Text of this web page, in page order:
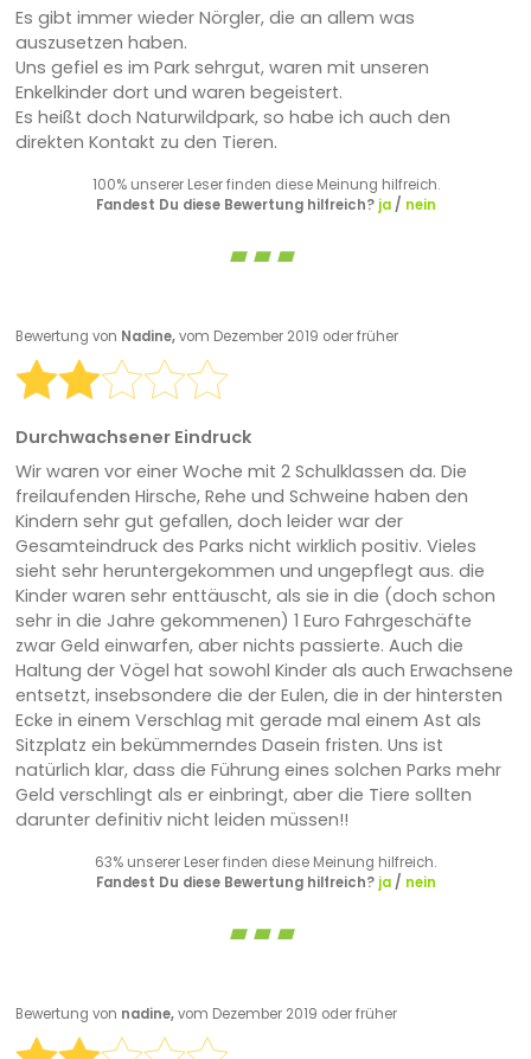
Es gibt immer wieder Nörgler, die an allem was
auszusetzen haben.
Uns gefiel es im Park sehrgut, waren mit unseren
Enkelkinder dort und waren begeistert.
Es heißt doch Naturwildpark, so habe ich auch den
direkten Kontakt zu den Tieren.
100% unserer Leser finden diese Meinung hilfreich.
Fandest Du diese Bewertung hilfreich? ja/ nein
Bewertung von Nadine,vom Dezember 2019 oder früher
Durchwachsener Eindruck
Wir waren vor einer Woche mit 2 Schulklassen da. Die
freilaufenden Hirsche, Rehe und Schweine haben den
Kindern sehr gut gefallen, doch leider war der
Gesamteindruck des Parks nicht wirklich positiv. Vieles
sieht sehr heruntergekommen und ungepflegt aus. die
Kinder waren sehr enttäuscht, als sie in die (doch schon
sehr in die Jahre gekommenen) 1 Euro Fahrgeschäfte
zwar Geld einwarfen, aber nichts passierte. Auch die
Haltung der Vögel hat sowohl Kinder als auch Erwachsene
entsetzt, insebsondere die der Eulen, die in der hintersten
Ecke in einem Verschlag mit gerade mal einem Ast als
Sitzplatz ein bekümmerndes Dasein fristen. Uns ist
natürlich klar, dass die Führung eines solchen Parks mehr
Geld verschlingt als er einbringt, aber die Tiere sollten
darunter definitiv nicht leiden müssen!!
63% unserer Leser finden diese Meinung hilfreich.
Fandest Du diese Bewertung hilfreich? ja/ nein
Bewertung von nadine,vom Dezember 2019 oder früher